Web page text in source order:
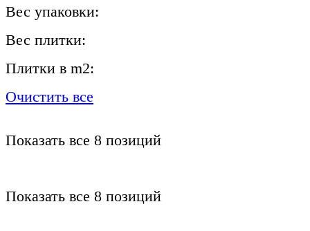
Вес упаковки:
Вес плитки:
Плитки в m2:
Очистить все
Показать все 8 позиций
Показать все 8 позиций